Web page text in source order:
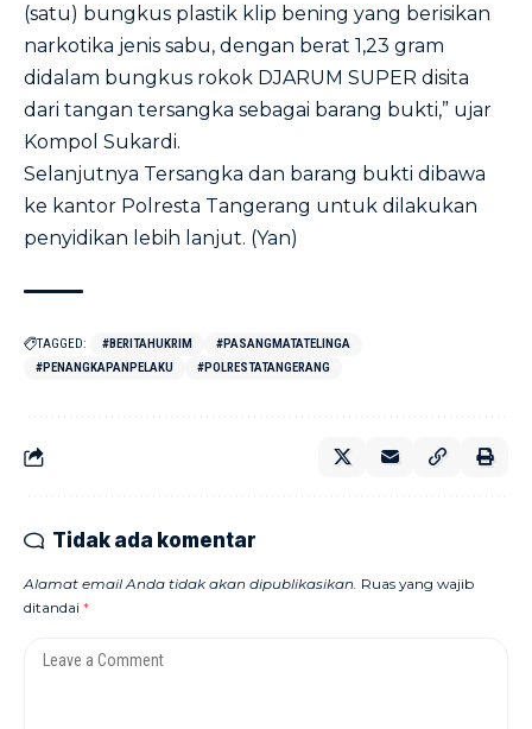
(satu) bungkus plastik klip bening yang berisikan
narkotika jenis sabu, dengan berat 1,23 gram
didalam bungkus rokok DJARUM SUPER disita
dari tangan tersangka sebagai barang bukti,” ujar
Kompol Sukardi.
Selanjutnya Tersangka dan barang bukti dibawa
ke kantor Polresta Tangerang untuk dilakukan
penyidikan lebih lanjut. (Yan)
TAGGED: #BERITAHUKRIM
#PASANGMATATELINGA
#PENANGKAPANPELAKU
#POLRESTATANGERANG
Tidak ada komentar
Alamat email Anda tidak akan dipublikasikan. Ruas yang wajib
ditandai *